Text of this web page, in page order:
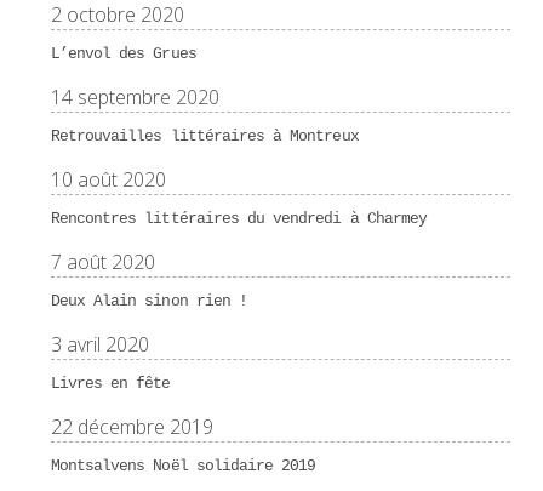
2 octobre 2020
L’envol des Grues
14 septembre 2020
Retrouvailles littéraires à Montreux
10 août 2020
Rencontres littéraires du vendredi à Charmey
7 août 2020
Deux Alain sinon rien !
3 avril 2020
Livres en fête
22 décembre 2019
Montsalvens Noël solidaire 2019